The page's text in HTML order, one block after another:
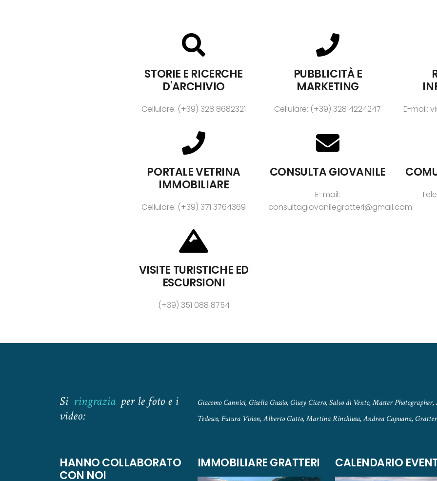
STORIE E RICERCHE
D'ARCHIVIO
Cellulare: (+39) 328 8682321
PUBBLICITÀ E
MARKETING
Cellulare: (+39) 328 4224247 E-mail:
PORTALE VETRINA
IMMOBILIARE
Cellulare: (+39) 371 3764369
CONSULTA GIOVANILE
E-mail:
consultagiovanilegratteri@gmail.com
VISITE TURISTICHE ED
ESCURSIONI
(+39) 351 088 8754
Si ringrazia per le foto e i
video:
Giacomo Cannici, Gisella Gussio, Giusy Cicero, Salvo di Vento, Master
Tedesco, Futura Vision, Alberto Gatto, Martina Rinchiusa, Andrea Capuana,
HANNO COLLABORATO
CON NOI
IMMOBILIARE GRATTERI CALENDARIO